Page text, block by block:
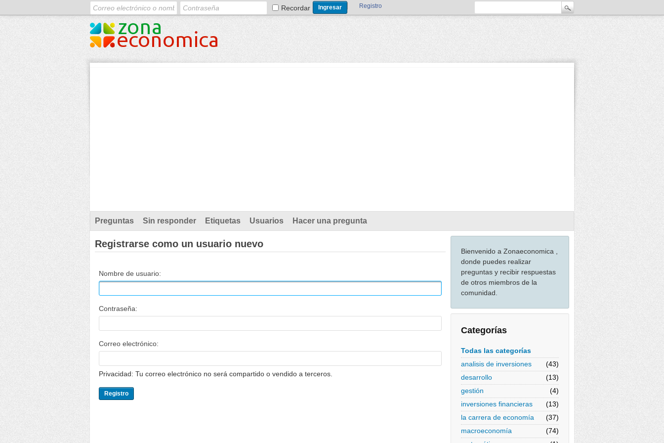
Recordar Registro
Preguntas Sin responder Etiquetas Usuarios Hacer una pregunta
Bienvenido a Zonaeconomica ,
donde puedes realizar
preguntas y recibir respuestas
de otros miembros de la
comunidad.
Categorías
Todas las categorías
analisis de inversiones
(43)
desarrollo
(13)
gestión
(4)
inversiones financieras
(13)
la carrera de economía
(37)
macroeconomía
(74)
Registrarse como un usuario nuevo
Nombre de usuario:
Contraseña:
Correo electrónico:
Privacidad: Tu correo electrónico no será compartido o vendido a terceros.